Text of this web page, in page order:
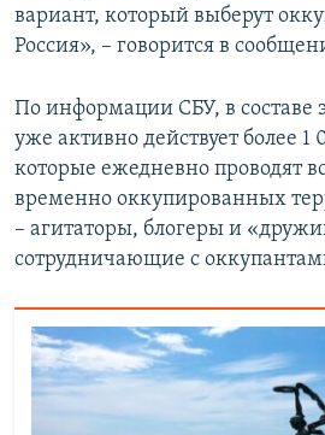
вариант, который выберут
Россия», – говорится в
По информации СБУ, в составе
уже активно действует более 1
которые ежедневно проводят
временно оккупированных
– агитаторы, блогеры и
сотрудничающие с